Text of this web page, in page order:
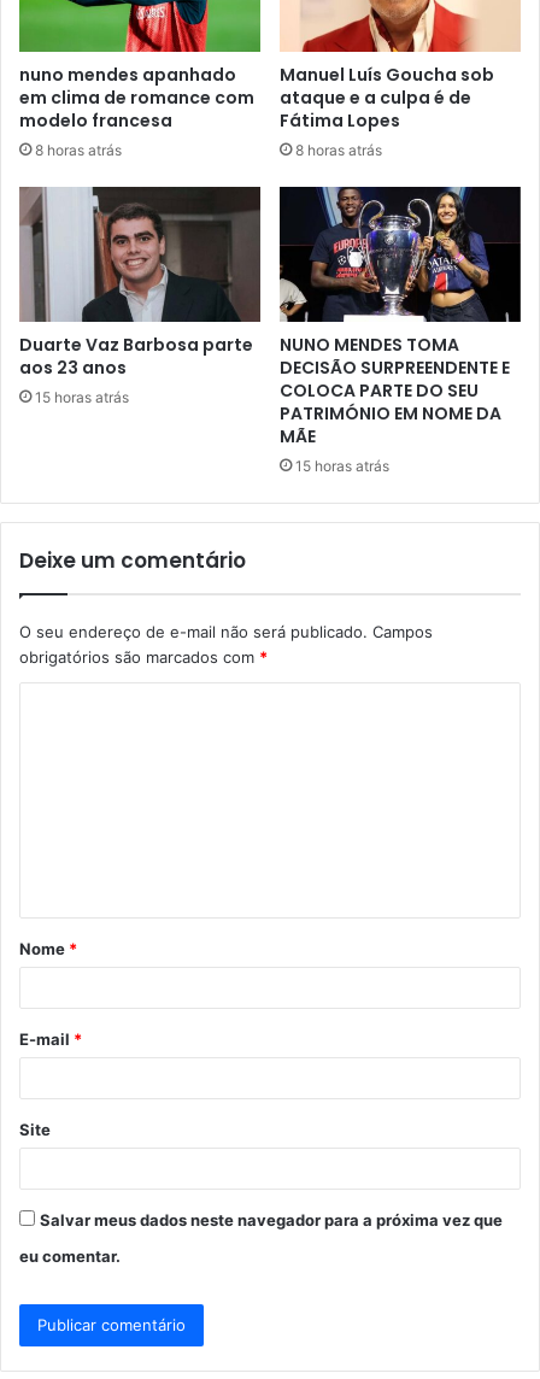
nuno mendes apanhado
em clima de romance com
modelo francesa
8 horas atrás
Manuel Luís Goucha sob
ataque e a culpa é de
Fátima Lopes
8 horas atrás
Duarte Vaz Barbosa parte
aos 23 anos
15 horas atrás
NUNO MENDES TOMA
DECISÃO SURPREENDENTE E
COLOCA PARTE DO SEU
PATRIMÓNIO EM NOME DA
MÃE
15 horas atrás
Deixe um comentário
O seu endereço de e-mail não será publicado. Campos
obrigatórios são marcados com *
á
r
*
Nome *
E-mail *
Site
Salvar meus dados neste navegador para a próxima vez que
eu comentar.